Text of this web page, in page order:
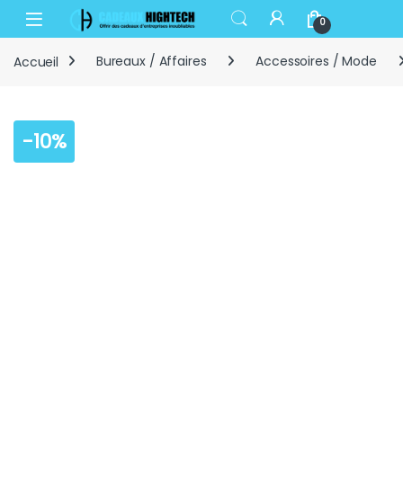
Skip to navigation
Skip to content
Open 0
Accueil Bureaux / Affaires Accessoires / Mode
-10%